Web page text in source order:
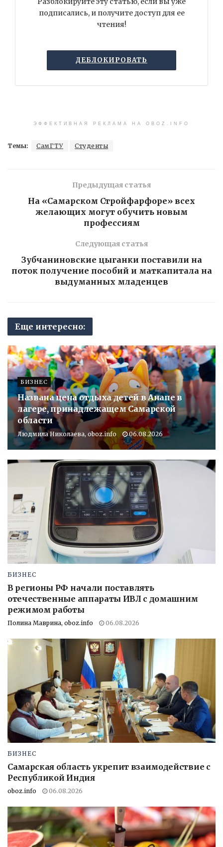
подписались, и получите доступ для ее
чтения!
ДЕБЛОКИРОВАТЬ
ЭФФЕКТИВНАЯ РЕКЛАМА НА OBOZ.INFO
Темы: СамГТУ Студенты
Предыдущая статья
На «Самарском Стройфарфоре» всех
желающих могут обучить новым
профессиям
Следующая статья
Зубчаниновские цыганки поставили на
поток получение пособий и маткапитала на
выдуманных младенцев
Еще интересно:
БИЗНЕС
Названа цена отдыха детей в Анапе в
лагере, принадлежащем Самарской
области
Людмила Николаева, oboz.info 06.08.2026
БИЗНЕС
В регионы РФ начали поставлять
отечественные аппараты ИВЛ с домашним
режимом работы
Полина Маврина, oboz.info 06.08.2026
БИЗНЕС
Самарская область укрепит взаимодействие с
Республикой Индия
oboz.info 06.08.2026